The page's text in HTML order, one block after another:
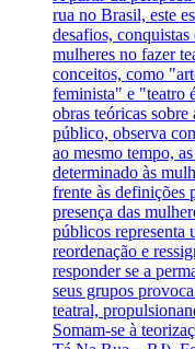
rua no Brasil, este
desafios, conquistas
mulheres no fazer
conceitos, como
feminista" e "teatro
obras teóricas sobre
público, observa
ao mesmo tempo,
determinado às
frente às definições
presença das
públicos representa
reordenação e
responder se a
seus grupos
teatral,
Somam-se à